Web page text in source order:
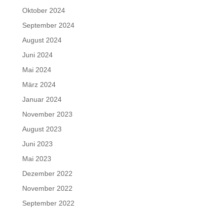
Oktober 2024
September 2024
August 2024
Juni 2024
Mai 2024
März 2024
Januar 2024
November 2023
August 2023
Juni 2023
Mai 2023
Dezember 2022
November 2022
September 2022